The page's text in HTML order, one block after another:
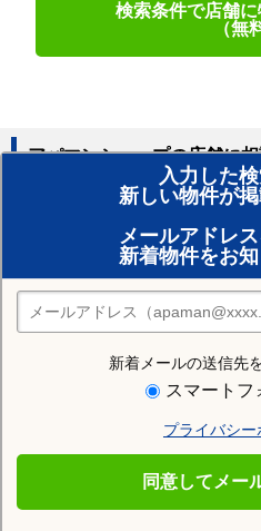
検索条件で店舗
（無
入力した
新しい物件が
メールアドレ
新着物件をお知
新着メールの送信先
スマートフ
プライバシー
同意してメー
アパマンショップの店舗に
賃貸のプロがお部屋探し！
おまかせ物件リクエスト
住みたい街の店舗を探す
店舗検索
住む街研究所で藤沢市の情報
藤沢市の施設一覧